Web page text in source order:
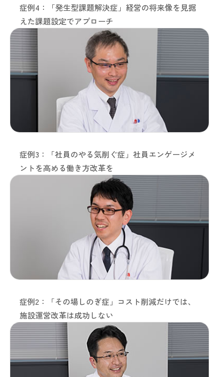
症例4：「発生型課題解決症」経営の将来像を見据
えた課題設定でアプローチ
症例3：「社員のやる気削ぐ症」社員エンゲージメ
ントを高める働き方改革を
症例2：「その場しのぎ症」コスト削減だけでは、
施設運営改革は成功しない